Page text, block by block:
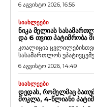
6 აგვისტო 2026, 16:56
ᲡᲘᲐᲮᲚᲔᲔᲑᲘ
ᲜᲘᲙᲐ ᲛᲔᲚᲘᲐᲡ
ᲓᲐ 6 ᲗᲕᲘᲗ ᲞᲐᲢᲘᲛᲠᲝᲑᲐ
კოალიცია
სასამართლოს
6 აგვისტო 2026, 14:49
ᲡᲘᲐᲮᲚᲔᲔᲑᲘ
ᲓᲔᲓᲐᲡ, ᲠᲝᲛᲔᲚᲛᲐᲪ
ᲛᲝᲙᲚᲐ, 4-ᲬᲚᲘᲐᲜᲘ